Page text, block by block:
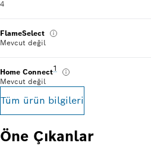
4
FlameSelect
Mevcut değil
Home ConnectDipnot 1: Yarını
1
Mevcut değil
Tüm ürün bilgileri
Öne Çıkanlar